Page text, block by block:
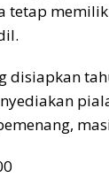
tetap
disiapkan